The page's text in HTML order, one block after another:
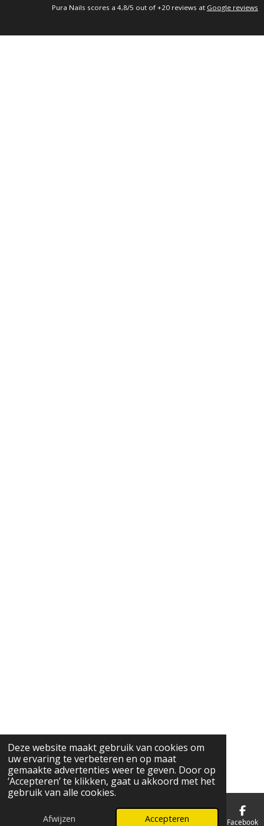
Deze website maakt gebruik van cookies om
uw ervaring te verbeteren en op maat
gemaakte advertenties weer te geven. Door op
‘Accepteren’ te klikken, gaat u akkoord met het
gebruik van alle cookies.
Afwijzen Accepteren
Pura Nails scores a 4,8/5 out of +20 reviews at Google reviews
E-mailadres Kaart Facebook